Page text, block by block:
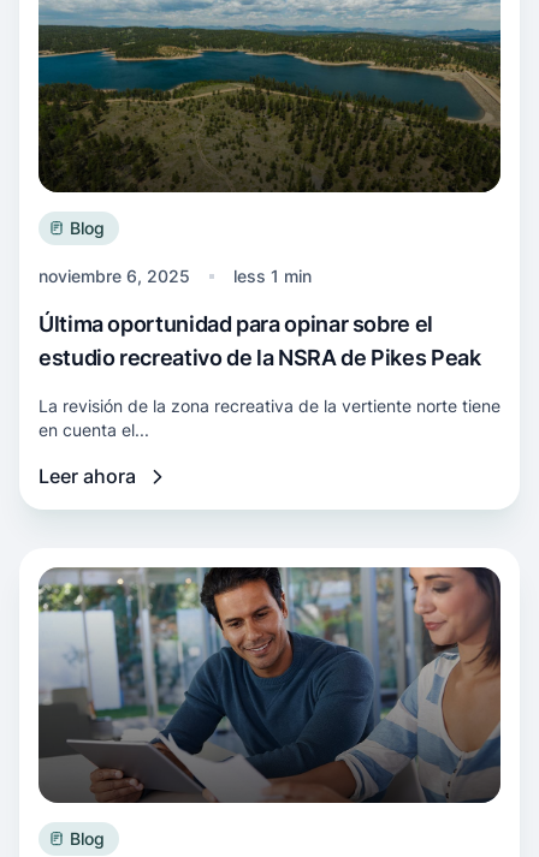
Blog
noviembre 6, 2025 less 1 min
Última oportunidad para opinar sobre el
estudio recreativo de la NSRA de Pikes Peak
La revisión de la zona recreativa de la vertiente norte tiene
en cuenta el...
Leer ahora
Blog
Más información Las altas calificaciones